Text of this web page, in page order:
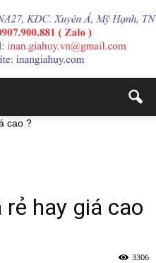
cao ?
hay giá cao
3306